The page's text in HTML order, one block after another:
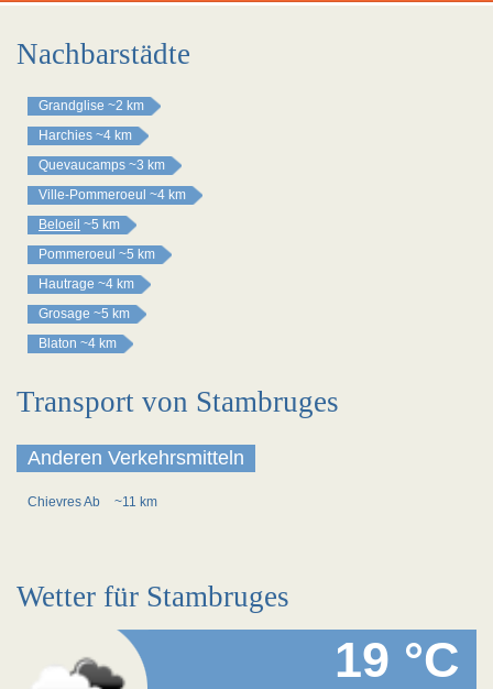
Nachbarstädte
Grandglise ~2 km
Harchies ~4 km
Quevaucamps ~3 km
Ville-Pommeroeul ~4 km
Beloeil ~5 km
Pommeroeul ~5 km
Hautrage ~4 km
Grosage ~5 km
Blaton ~4 km
Transport von Stambruges
Anderen Verkehrsmitteln
Chievres Ab ~11 km
Wetter für Stambruges
19 °C